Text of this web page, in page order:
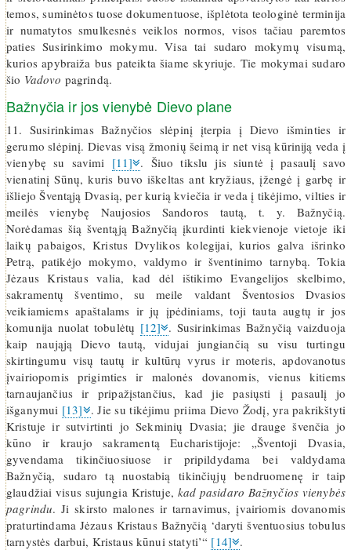
temos, suminėtos tuose dokumentuose, išplėtota teologinė terminija
ir numatytos smulkesnės veiklos normos, visos tačiau paremtos
paties Susirinkimo mokymu. Visa tai sudaro mokymų visumą,
kurios apybraiža bus pateikta šiame skyriuje. Tie mokymai sudaro
šio Vadovo pagrindą.
Bažnyčia ir jos vienybė Dievo plane
11. Susirinkimas Bažnyčios slėpinį įterpia į Dievo išminties ir
gerumo slėpinį. Dievas visą žmonių šeimą ir net visą kūriniją veda į
vienybę su savimi [11] . Šiuo tikslu jis siuntė į pasaulį savo
vienatinį Sūnų, kuris buvo iškeltas ant kryžiaus, įžengė į garbę ir
išliejo Šventąją Dvasią, per kurią kviečia ir veda į tikėjimo, vilties ir
meilės vienybę Naujosios Sandoros tautą, t. y. Bažnyčią.
Norėdamas šią šventąją Bažnyčią įkurdinti kiekvienoje vietoje iki
laikų pabaigos, Kristus Dvylikos kolegijai, kurios galva išrinko
Petrą, patikėjo mokymo, valdymo ir šventinimo tarnybą. Tokia
Jėzaus Kristaus valia, kad dėl ištikimo Evangelijos skelbimo,
sakramentų šventimo, su meile valdant Šventosios Dvasios
veikiamiems apaštalams ir jų įpėdiniams, toji tauta augtų ir jos
komunija nuolat tobulėtų [12] . Susirinkimas Bažnyčią vaizduoja
kaip naująją Dievo tautą, vidujai jungiančią su visu turtingu
skirtingumu visų tautų ir kultūrų vyrus ir moteris, apdovanotus
įvairiopomis prigimties ir malonės dovanomis, vienus kitiems
tarnaujančius ir pripažįstančius, kad jie pasiųsti į pasaulį jo
išganymui [13]
. Jie su tikėjimu priima Dievo Žodį, yra pakrikštyti
Kristuje ir sutvirtinti jo Sekminių Dvasia; jie drauge švenčia jo
kūno ir kraujo sakramentą Eucharistijoje: „Šventoji Dvasia,
gyvendama tikinčiuosiuose ir pripildydama bei valdydama
Bažnyčią, sudaro tą nuostabią tikinčiųjų bendruomenę ir taip
glaudžiai visus sujungia Kristuje, kad pasidaro Bažnyčios vienybės
pagrindu. Ji skirsto malones ir tarnavimus, įvairiomis dovanomis
praturtindama Jėzaus Kristaus Bažnyčią ‘daryti šventuosius tobulus
tarnystės darbui, Kristaus kūnui statyti’“ [14] .